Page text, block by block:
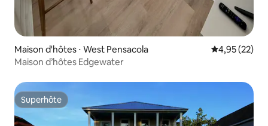
Maison d'hôtes ⋅ West Pensacola Évaluation
4,95 (22)
Maison d’hôtes Edgewater
Superhôte
Superhôte